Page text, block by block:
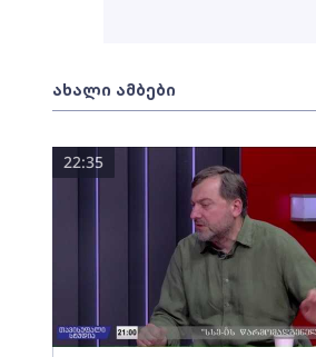
ახალი ამბები
22:35